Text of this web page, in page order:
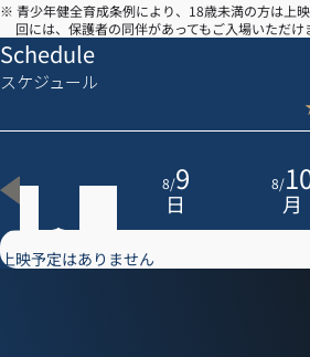
※ 青少年健全育成条例により、18歳未満の方は上
回には、保護者の同伴があってもご入場いただけ
Schedule
スケジュール
8/9
日
8/
月
上映予定はありません